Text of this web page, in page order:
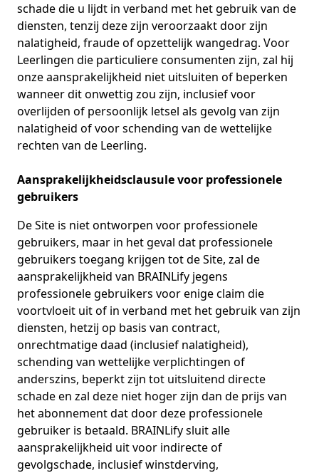
schade die u lijdt in verband met het gebruik van de
diensten, tenzij deze zijn veroorzaakt door zijn
nalatigheid, fraude of opzettelijk wangedrag. Voor
Leerlingen die particuliere consumenten zijn, zal hij
onze aansprakelijkheid niet uitsluiten of beperken
wanneer dit onwettig zou zijn, inclusief voor
overlijden of persoonlijk letsel als gevolg van zijn
nalatigheid of voor schending van de wettelijke
rechten van de Leerling.
Aansprakelijkheidsclausule voor professionele
gebruikers
De Site is niet ontworpen voor professionele
gebruikers, maar in het geval dat professionele
gebruikers toegang krijgen tot de Site, zal de
aansprakelijkheid van BRAINLify jegens
professionele gebruikers voor enige claim die
voortvloeit uit of in verband met het gebruik van zijn
diensten, hetzij op basis van contract,
onrechtmatige daad (inclusief nalatigheid),
schending van wettelijke verplichtingen of
anderszins, beperkt zijn tot uitsluitend directe
schade en zal deze niet hoger zijn dan de prijs van
het abonnement dat door deze professionele
gebruiker is betaald. BRAINLify sluit alle
aansprakelijkheid uit voor indirecte of
gevolgschade, inclusief winstderving,